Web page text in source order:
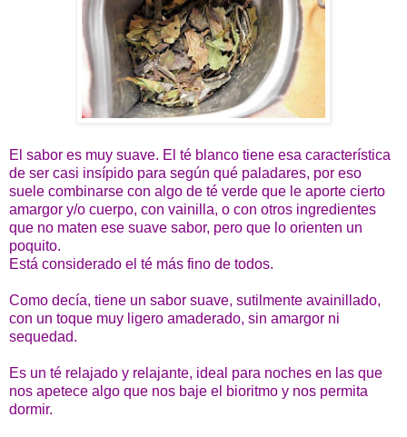
El sabor es muy suave. El té blanco tiene esa característica
de ser casi insípido para según qué paladares, por eso
suele combinarse con algo de té verde que le aporte cierto
amargor y/o cuerpo, con vainilla, o con otros ingredientes
que no maten ese suave sabor, pero que lo orienten un
poquito.
Está considerado el té más fino de todos.
Como decía, tiene un sabor suave, sutilmente avainillado,
con un toque muy ligero amaderado, sin amargor ni
sequedad.
Es un té relajado y relajante, ideal para noches en las que
nos apetece algo que nos baje el bioritmo y nos permita
dormir.